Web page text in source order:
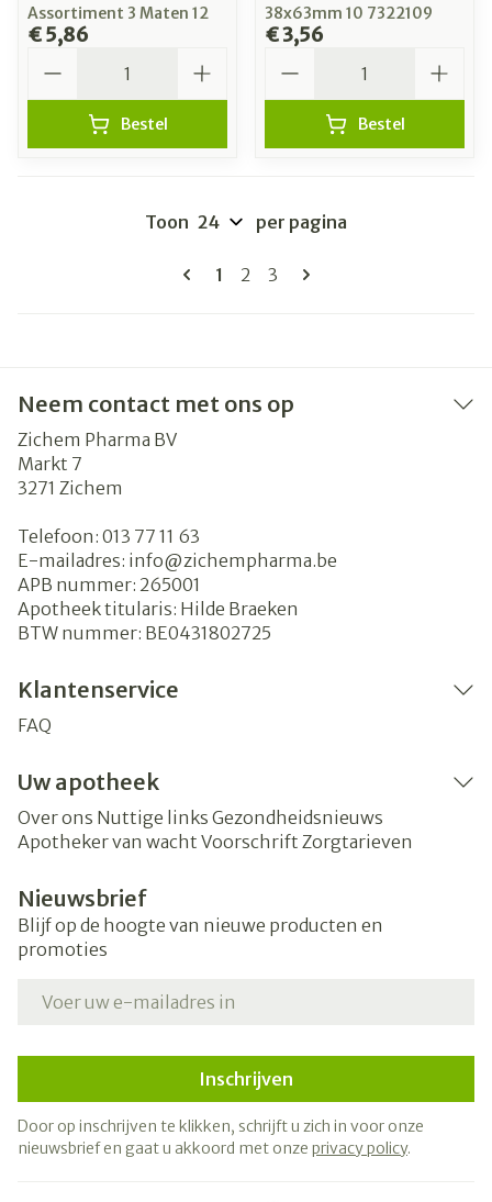
Assortiment 3 Maten 12
€ 5,86
Bestel
38x63mm 10 7322109
€ 3,56
Bestel
Pagina's
U lees momenteel pagina
1 Pagina
2 Pagina
3
Toon per pagina
Neem contact met ons op
Zichem Pharma BV
Markt 7
3271 Zichem
Telefoon: 013 77 11 63
E-mailadres: info@zichempharma.be
APB nummer: 265001
Apotheek titularis: Hilde Braeken
BTW nummer: BE0431802725
Klantenservice
FAQ
Uw apotheek
Over ons Nuttige links Gezondheidsnieuws
Apotheker van wacht Voorschrift Zorgtarieven
Nieuwsbrief
Blijf op de hoogte van nieuwe producten en
promoties
Inschrijven
Door op inschrijven te klikken, schrijft u zich in voor onze
nieuwsbrief en gaat u akkoord met onze privacy policy.